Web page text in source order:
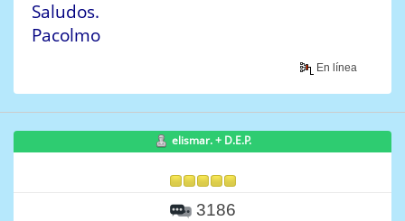
Saludos.
Pacolmo
En línea
elismar. + D.E.P.
3186